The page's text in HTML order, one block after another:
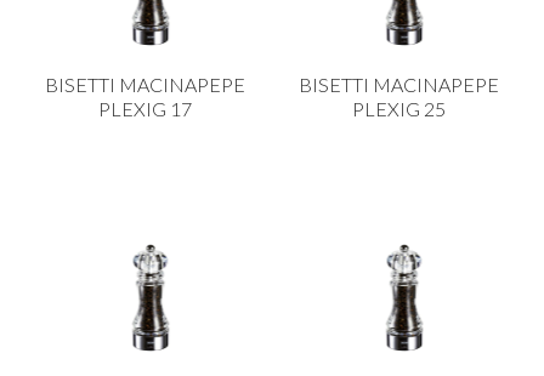
BISETTI MACINAPEPE
PLEXIG 17
BISETTI MACINAPEPE
PLEXIG 25